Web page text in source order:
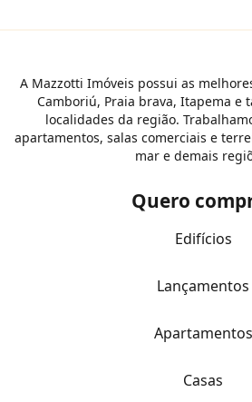
A Mazzotti Imóveis possui as
Camboriú, Praia brava, Itapema e
localidades da região.
apartamentos, salas comerciais e
mar e demais
Quero
Edifícios
Lançamentos
Apartamentos
Casas